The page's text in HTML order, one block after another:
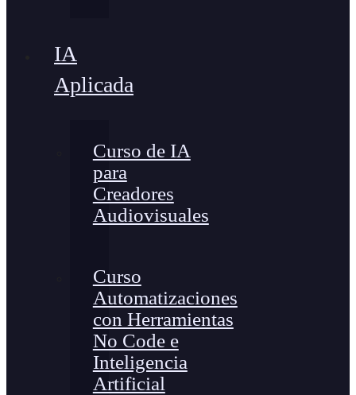
IA
Aplicada
Curso de IA
para
Creadores
Audiovisuales
Curso
Automatizaciones
con Herramientas
No Code e
Inteligencia
Artificial